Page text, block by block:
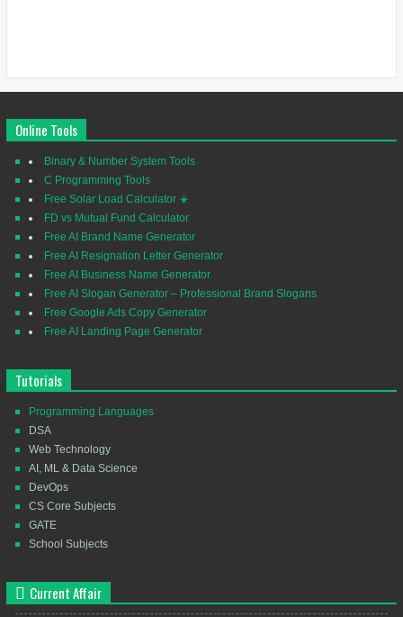
Online Tools
Binary & Number System Tools
C Programming Tools
Free Solar Load Calculator ☀️
FD vs Mutual Fund Calculator
Free AI Brand Name Generator
Free AI Resignation Letter Generator
Free AI Business Name Generator
Free AI Slogan Generator – Professional Brand Slogans
Free Google Ads Copy Generator
Free AI Landing Page Generator
Tutorials
Programming Languages
DSA
Web Technology
AI, ML & Data Science
DevOps
CS Core Subjects
GATE
School Subjects
Current Affair